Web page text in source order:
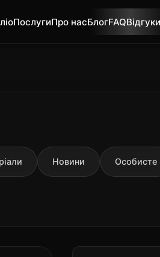
ПослугиПро насБлогFAQВідгуки
Новини Особисте